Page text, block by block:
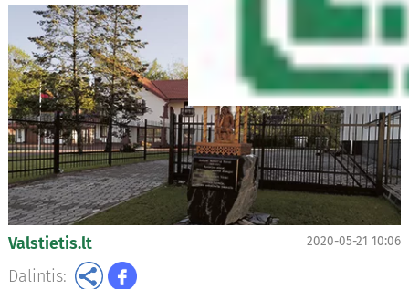
Valstietis.lt 2020-05-21 10:06
Dalintis: